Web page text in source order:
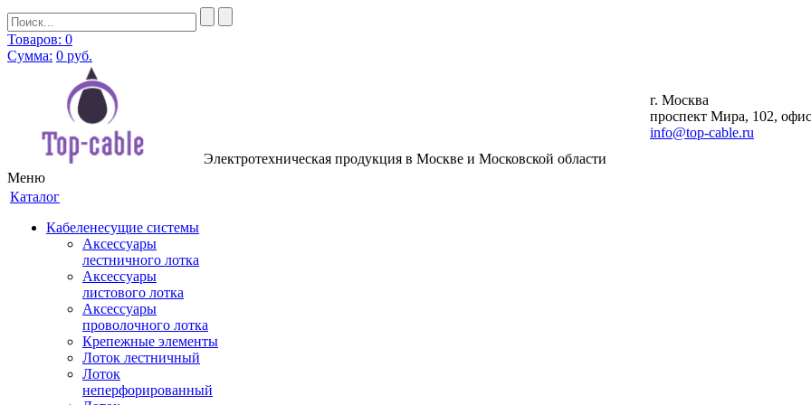
Товаров: 0
Сумма: 0 руб.
Электротехническая продукция в Москве и Московской области
г. Москва
проспект Мира, 102,
info@top-cable.ru
Меню
Каталог
Кабеленесущие системы
Аксессуары
лестничного лотка
Аксессуары
листового лотка
Аксессуары
проволочного лотка
Крепежные элементы
Лоток лестничный
Лоток
неперфорированный